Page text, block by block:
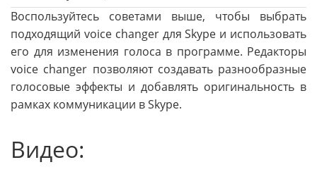
Воспользуйтесь советами выше, чтобы выбрать
подходящий voice changer для Skype и использовать
его для изменения голоса в программе. Редакторы
voice changer позволяют создавать разнообразные
голосовые эффекты и добавлять оригинальность в
рамках коммуникации в Skype.
Видео: